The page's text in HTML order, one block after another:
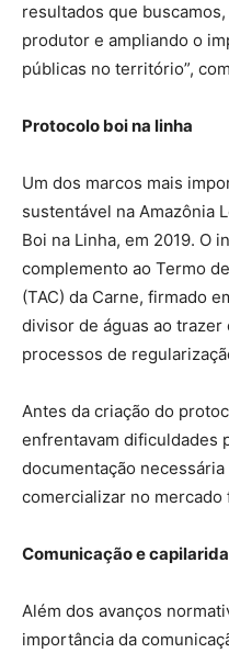
resultados que
produtor e ampliando o
públicas no território”,
Protocolo boi na linha
Um dos marcos mais
sustentável na Amazônia
Boi na Linha, em 2019. O
complemento ao Termo
(TAC) da Carne, firmado
divisor de águas ao
processos de
Antes da criação do
enfrentavam dificuldades
documentação
comercializar no mercado
Comunicação e
Além dos avanços
importância da